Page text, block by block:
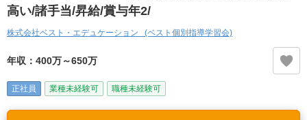
高い/諸手当/昇給/賞与年2/
株式会社ベスト・エデュケーション (ベスト個別指導学習会)
年収：400万～650万
正社員 業種未経験可 職種未経験可